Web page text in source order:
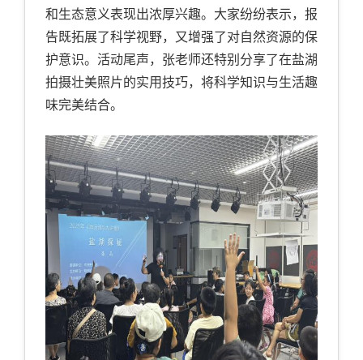
和生态意义表现出浓厚兴趣。大家纷纷表示，报
告既拓展了科学视野，又增强了对自然资源的保
护意识。活动尾声，张老师还特别分享了在盐湖
拍摄壮美照片的实用技巧，将科学知识与生活趣
味完美结合。